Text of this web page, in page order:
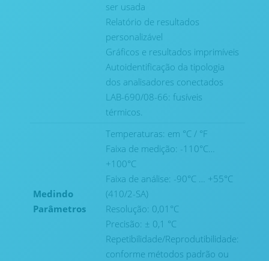
ser usada
Relatório de resultados
personalizável
Gráficos e resultados imprimíveis
Autoidentificação da tipologia
dos analisadores conectados
LAB-690/08-66: fusíveis
térmicos.
Medindo
Parâmetros
Temperaturas: em °C / °F
Faixa de medição: -110°C…
+100°C
Faixa de análise: -90°C … +55°C
(410/2-SA)
Resolução: 0,01°C
Precisão: ± 0,1 °C
Repetibilidade/Reprodutibilidade:
conforme métodos padrão ou